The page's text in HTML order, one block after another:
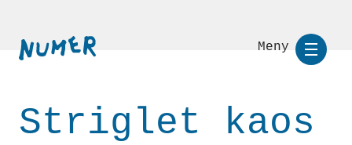
Meny
Striglet kaos